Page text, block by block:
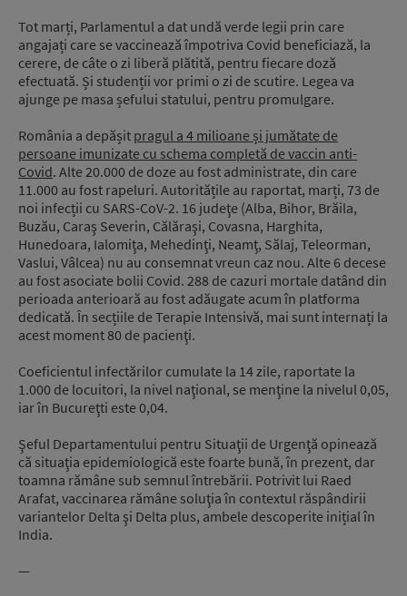
Tot marți, Parlamentul a dat undă verde legii prin care
angajați care se vaccinează împotriva Covid beneficiază, la
cerere, de câte o zi liberă plătită, pentru fiecare doză
efectuată. Și studenții vor primi o zi de scutire. Legea va
ajunge pe masa șefului statului, pentru promulgare.
România a depășit pragul a 4 milioane și jumătate de
persoane imunizate cu schema completă de vaccin anti-
Covid. Alte 20.000 de doze au fost administrate, din care
11.000 au fost rapeluri. Autoritățile au raportat, marți, 73 de
noi infecții cu SARS-CoV-2. 16 judeţe (Alba, Bihor, Brăila,
Buzău, Caraş Severin, Călăraşi, Covasna, Harghita,
Hunedoara, Ialomiţa, Mehedinţi, Neamţ, Sălaj, Teleorman,
Vaslui, Vâlcea) nu au consemnat vreun caz nou. Alte 6 decese
au fost asociate bolii Covid. 288 de cazuri mortale datând din
perioada anterioară au fost adăugate acum în platforma
dedicată. În secțiile de Terapie Intensivă, mai sunt internați la
acest moment 80 de pacienţi.
Coeficientul infectărilor cumulate la 14 zile, raportate la
1.000 de locuitori, la nivel naţional, se menţine la nivelul 0,05,
iar în Bucureţti este 0,04.
Şeful Departamentului pentru Situaţii de Urgenţă opinează
că situaţia epidemiologică este foarte bună, în prezent, dar
toamna rămâne sub semnul întrebării. Potrivit lui Raed
Arafat, vaccinarea rămâne soluţia în contextul răspândirii
variantelor Delta şi Delta plus, ambele descoperite inițial în
India.
—